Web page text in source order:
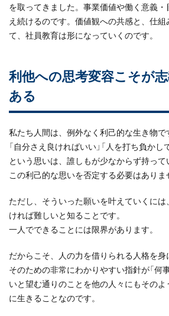
を取ってきました。事業価値や働く意義
え続けるのです。価値観への共感と、仕
て、社員教育は形になっていくのです。
利他への思考変容こそが
ある
私たち人間は、例外なく利己的な生き物で
「自分さえ良ければいい」「人を打ち負かし
という思いは、誰しもが少なからず持って
この利己的な思いを否定する必要はありま
ただし、そういった願いを叶えていくに
ければ難しいと知ることです。
一人でできることには限界があります。
だからこそ、人の力を借りられる人格を身
そのための非常にわかりやすい指針が「何
いと望む通りのことを他の人々にもそのよ
に生きることなのです。